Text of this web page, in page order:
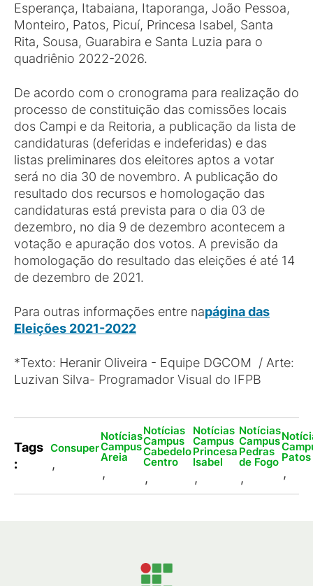
Esperança, Itabaiana, Itaporanga, João Pessoa,
Monteiro, Patos, Picuí, Princesa Isabel, Santa
Rita, Sousa, Guarabira e Santa Luzia para o
quadriênio 2022-2026.
De acordo com o cronograma para realização do
processo de constituição das comissões locais
dos Campi e da Reitoria, a publicação da lista de
candidaturas (deferidas e indeferidas) e das
listas preliminares dos eleitores aptos a votar
será no dia 30 de novembro. A publicação do
resultado dos recursos e homologação das
candidaturas está prevista para o dia 03 de
dezembro, no dia 9 de dezembro acontecem a
votação e apuração dos votos. A previsão da
homologação do resultado das eleições é até 14
de dezembro de 2021.
Para outras informações entre napágina das
Eleições 2021-2022
*Texto: Heranir Oliveira - Equipe DGCOM / Arte:
Luzivan Silva- Programador Visual do IFPB
Tags
:
Consuper
,
Notícias
Campus
Areia
,
Notícias
Campus
Cabedelo
Centro
,
Notícias
Campus
Princesa
Isabel
,
Notícias
Campus
Pedras
de Fogo
,
Patos
,